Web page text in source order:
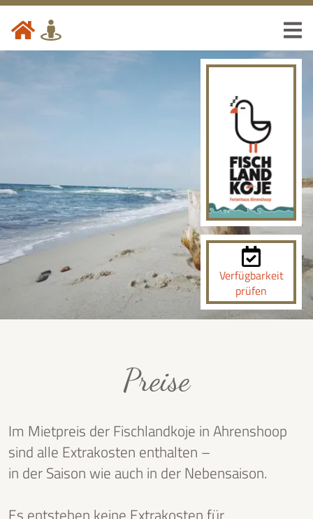
Verfügbarkeit
prüfen
Preise
Im Mietpreis der Fischlandkoje in Ahrenshoop
sind alle Extrakosten enthalten –
in der Saison wie auch in der Nebensaison.